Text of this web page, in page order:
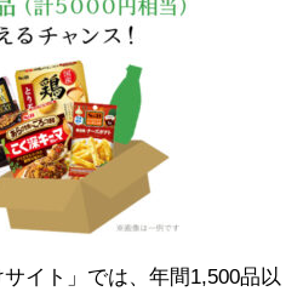
イト」では、年間1,500品以